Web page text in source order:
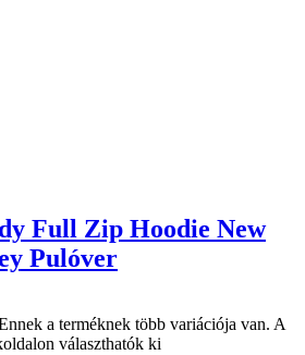
Full Zip Hoodie New
Pulóver
a terméknek több variációja van. A
választhatók ki